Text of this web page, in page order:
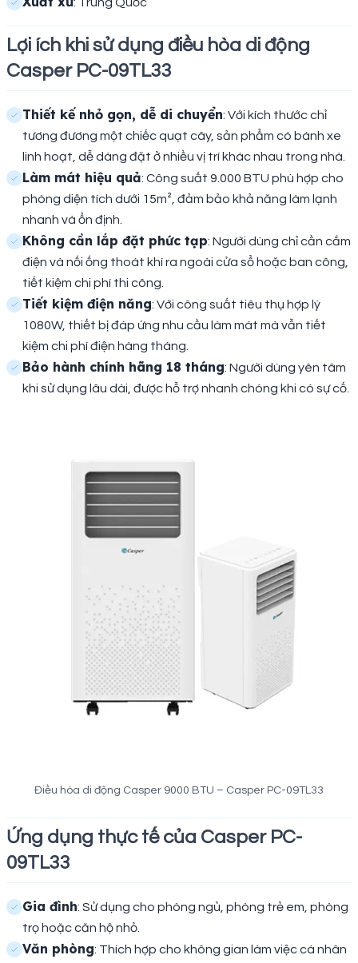
Lợi ích khi sử dụng điều hòa di động
Casper PC-09TL33
Thiết kế nhỏ gọn, dễ di chuyển: Với kích thước chỉ
tương đương một chiếc quạt cây, sản phẩm có bánh xe
linh hoạt, dễ dàng đặt ở nhiều vị trí khác nhau trong nhà.
Làm mát hiệu quả: Công suất 9.000 BTU phù hợp cho
phòng diện tích dưới 15m², đảm bảo khả năng làm lạnh
nhanh và ổn định.
Không cần lắp đặt phức tạp: Người dùng chỉ cần cắm
điện và nối ống thoát khí ra ngoài cửa sổ hoặc ban công,
tiết kiệm chi phí thi công.
Tiết kiệm điện năng: Với công suất tiêu thụ hợp lý
1080W, thiết bị đáp ứng nhu cầu làm mát mà vẫn tiết
kiệm chi phí điện hàng tháng.
Bảo hành chính hãng 18 tháng: Người dùng yên tâm
khi sử dụng lâu dài, được hỗ trợ nhanh chóng khi có sự cố.
Điều hòa di động Casper 9000 BTU – Casper PC-09TL33
Ứng dụng thực tế của Casper PC-
09TL33
Gia đình: Sử dụng cho phòng ngủ, phòng trẻ em, phòng
trọ hoặc căn hộ nhỏ.
Văn phòng: Thích hợp cho không gian làm việc cá nhân